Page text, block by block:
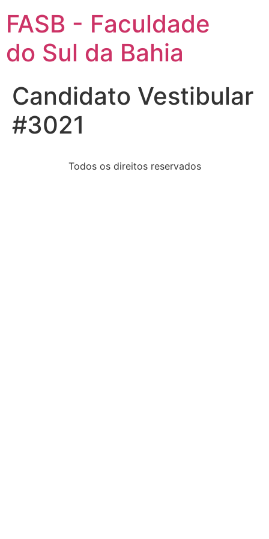
FASB - Faculdade
do Sul da Bahia
Candidato Vestibular
#3021
Todos os direitos reservados